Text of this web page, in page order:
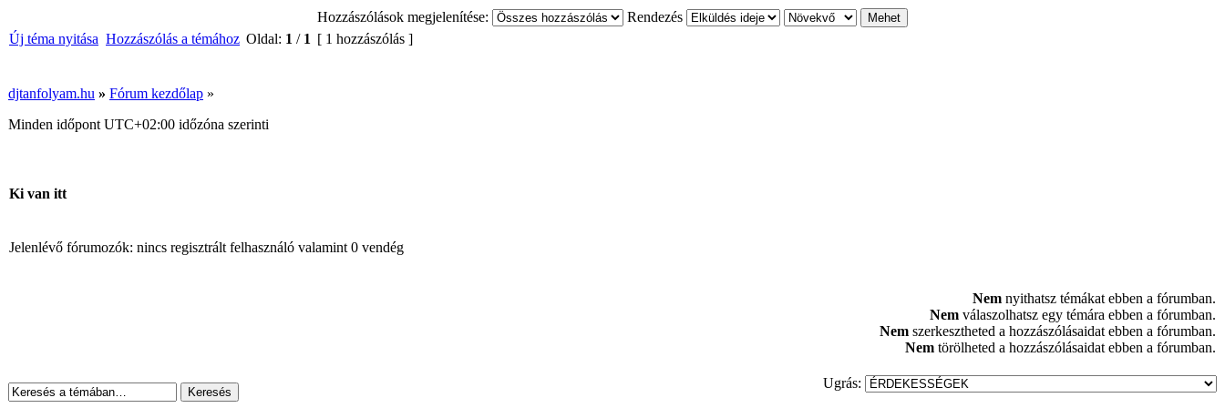
Hozzászólások megjelenítése:
Rendezés
Új téma nyitása Hozzászólás a témához Oldal: 1 / 1 [ 1 hozzászólás ]
djtanfolyam.hu » Fórum kezdőlap »
Minden időpont UTC+02:00 időzóna szerinti
Ki van itt
Jelenlévő fórumozók: nincs regisztrált felhasználó valamint 0 vendég
Nem nyithatsz témákat ebben a fórumban.
Nem válaszolhatsz egy témára ebben a fórumban.
Nem szerkesztheted a hozzászólásaidat ebben a fórumban.
Nem törölheted a hozzászólásaidat ebben a fórumban.
Ugrás: